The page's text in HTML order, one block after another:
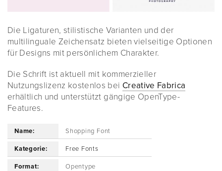
Die Ligaturen, stilistische Varianten und der
multilinguale Zeichensatz bieten vielseitige Optionen
für Designs mit persönlichem Charakter.
Die Schrift ist aktuell mit kommerzieller
Nutzungslizenz kostenlos bei Creative Fabrica
erhältlich und unterstützt gängige OpenType-
Features.
Name: Shopping Font
Kategorie: Free Fonts
Format: Opentype